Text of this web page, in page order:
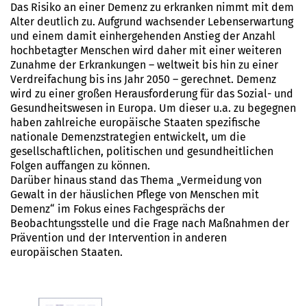
Das Risiko an einer Demenz zu erkranken nimmt mit dem
Alter deutlich zu. Aufgrund wachsender Lebenserwartung
und einem damit einhergehenden Anstieg der Anzahl
hochbetagter Menschen wird daher mit einer weiteren
Zunahme der Erkrankungen – weltweit bis hin zu einer
Verdreifachung bis ins Jahr 2050 – gerechnet. Demenz
wird zu einer großen Herausforderung für das Sozial- und
Gesundheitswesen in Europa. Um dieser u.a. zu begegnen
haben zahlreiche europäische Staaten spezifische
nationale Demenzstrategien entwickelt, um die
gesellschaftlichen, politischen und gesundheitlichen
Folgen auffangen zu können.
Darüber hinaus stand das Thema „Vermeidung von
Gewalt in der häuslichen Pflege von Menschen mit
Demenz“ im Fokus eines Fachgesprächs der
Beobachtungsstelle und die Frage nach Maßnahmen der
Prävention und der Intervention in anderen
europäischen Staaten.